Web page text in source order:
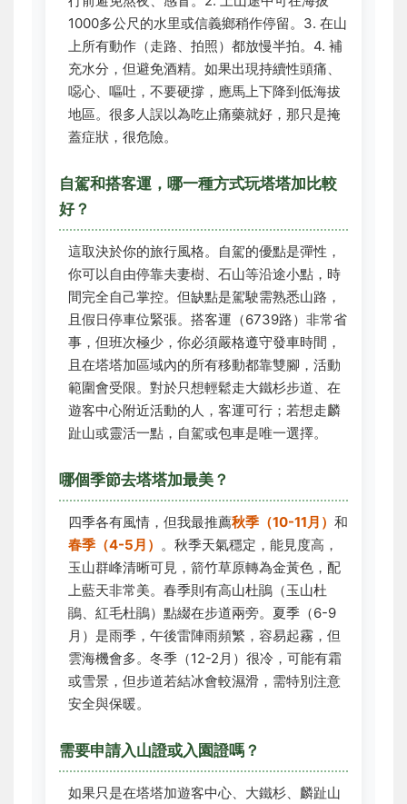
1000多公尺的水里或信義鄉稍作停留。3. 在山
上所有動作（走路、拍照）都放慢半拍。4. 補
充水分，但避免酒精。如果出現持續性頭痛、
噁心、嘔吐，不要硬撐，應馬上下降到低海拔
地區。很多人誤以為吃止痛藥就好，那只是掩
蓋症狀，很危險。
自駕和搭客運，哪一種方式玩塔塔加比較
好？
這取決於你的旅行風格。自駕的優點是彈性，
你可以自由停靠夫妻樹、石山等沿途小點，時
間完全自己掌控。但缺點是駕駛需熟悉山路，
且假日停車位緊張。搭客運（6739路）非常省
事，但班次極少，你必須嚴格遵守發車時間，
且在塔塔加區域內的所有移動都靠雙腳，活動
範圍會受限。對於只想輕鬆走大鐵杉步道、在
遊客中心附近活動的人，客運可行；若想走麟
趾山或靈活一點，自駕或包車是唯一選擇。
哪個季節去塔塔加最美？
四季各有風情，但我最推薦秋季（10-11月） 和
春季（4-5月） 。秋季天氣穩定，能見度高，
玉山群峰清晰可見，箭竹草原轉為金黃色，配
上藍天非常美。春季則有高山杜鵑（玉山杜
鵑、紅毛杜鵑）點綴在步道兩旁。夏季（6-9
月）是雨季，午後雷陣雨頻繁，容易起霧，但
雲海機會多。冬季（12-2月）很冷，可能有霜
或雪景，但步道若結冰會較濕滑，需特別注意
安全與保暖。
需要申請入山證或入園證嗎？
如果只是在塔塔加遊客中心、大鐵杉、麟趾山